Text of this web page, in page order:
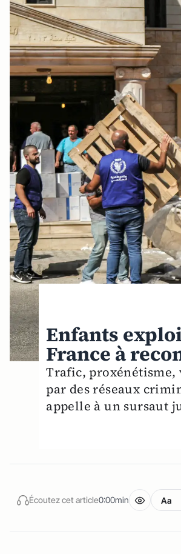
Enfants
France à
Trafic,
par des réseaux
appelle à un sursaut
Écoutez cet article0:00min Aa